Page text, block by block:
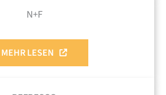
N+F
MEHR LESEN